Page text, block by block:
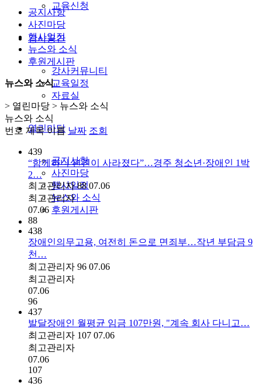
교육신청
강사공간
강사커뮤니티
교육일정
자료실
열린마당
공지사항
사진마당
행사일정
뉴스와 소식
후원게시판
공지사항
사진마당
행사일정
뉴스와 소식
후원게시판
뉴스와 소식
> 열린마당 > 뉴스와 소식
뉴스와 소식
번호 제목 이름 날짜 조회
439
“함께하니 편견이 사라졌다”…경주 청소년·장애인 1박
2…
최고관리자 88 07.06
최고관리자
07.06
88
438
장애인의무고용, 여전히 돈으로 면죄부…작년 부담금 9
천…
최고관리자 96 07.06
최고관리자
07.06
96
437
발달장애인 월평균 임금 107만원, "계속 회사 다니고…
최고관리자 107 07.06
최고관리자
07.06
107
436